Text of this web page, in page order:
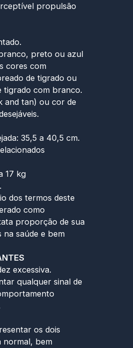
propulsão
preto ou azul
cores com
de tigrado ou
tigrado com branco.
and tan) ou cor de
35,5 a 40,5 cm.
17 kg
dos termos deste
como
proporção de sua
na saúde e bem
excessiva.
qualquer sinal de
os dois
normal, bem